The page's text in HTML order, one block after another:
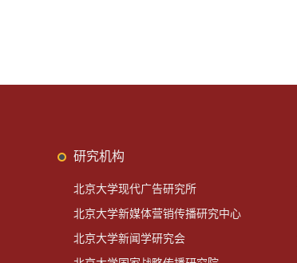
研究机构
北京大学现代广告研究所
北京大学新媒体营销传播研究中心
北京大学新闻学研究会